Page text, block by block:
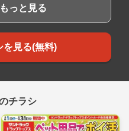
っと見る
を見る(無料)
チラシ